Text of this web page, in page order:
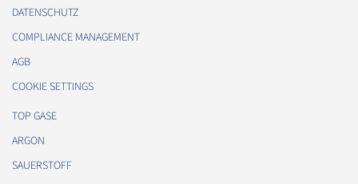
DATENSCHUTZ
COMPLIANCE MANAGEMENT
AGB
COOKIE SETTINGS
TOP GASE
ARGON
SAUERSTOFF